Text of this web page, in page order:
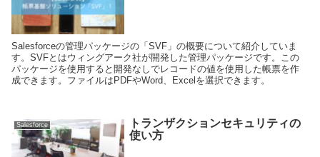
Salesforceの管理パッケージの「SVF」の概要について紹介していま
す。SVFとはウィングアーク社が開発した管理パッケージです。この
パッケージを使用すると開発なしでレコードの値を使用した帳票を作
成できます。ファイルはPDFやWord、Excelを選択できます。
Salesforce
トランザクションセキュリティの
使い方